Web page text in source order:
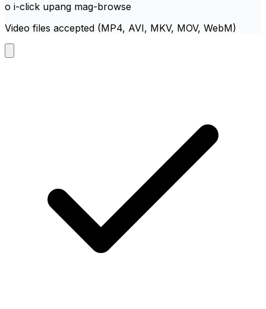
o i-click upang mag-browse
Video files accepted (MP4, AVI, MKV, MOV, WebM)